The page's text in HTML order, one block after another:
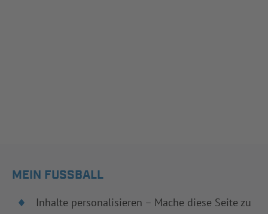
MEIN FUSSBALL
Inhalte personalisieren – Mache diese Seite zu